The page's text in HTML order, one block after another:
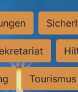
Tourismus